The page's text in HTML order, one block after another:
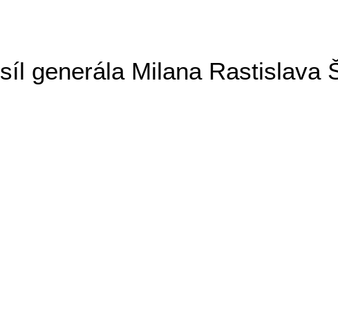
generála Milana Rastislava